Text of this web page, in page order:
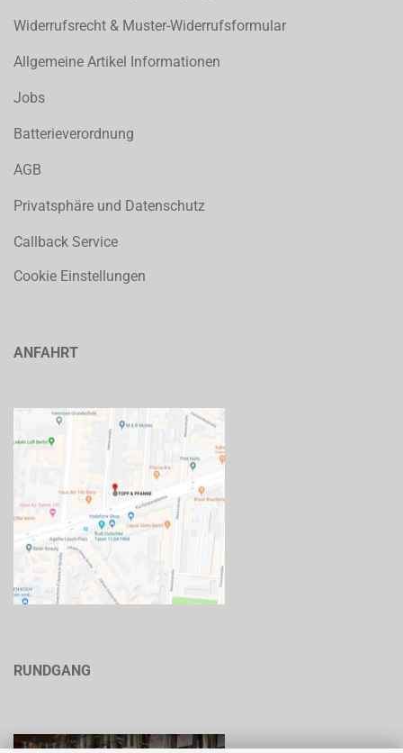
Widerrufsrecht & Muster-Widerrufsformular
Allgemeine Artikel Informationen
Jobs
Batterieverordnung
AGB
Privatsphäre und Datenschutz
Callback Service
Cookie Einstellungen
ANFAHRT
RUNDGANG